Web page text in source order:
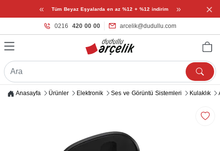
« Tüm Beyaz Eşyalarda en az %12 + %12 indirim » ×
0216 420 00 00 arcelik@dudullu.com
Anasayfa Ürünler Elektronik Ses ve Görüntü Sistemleri Kulaklık